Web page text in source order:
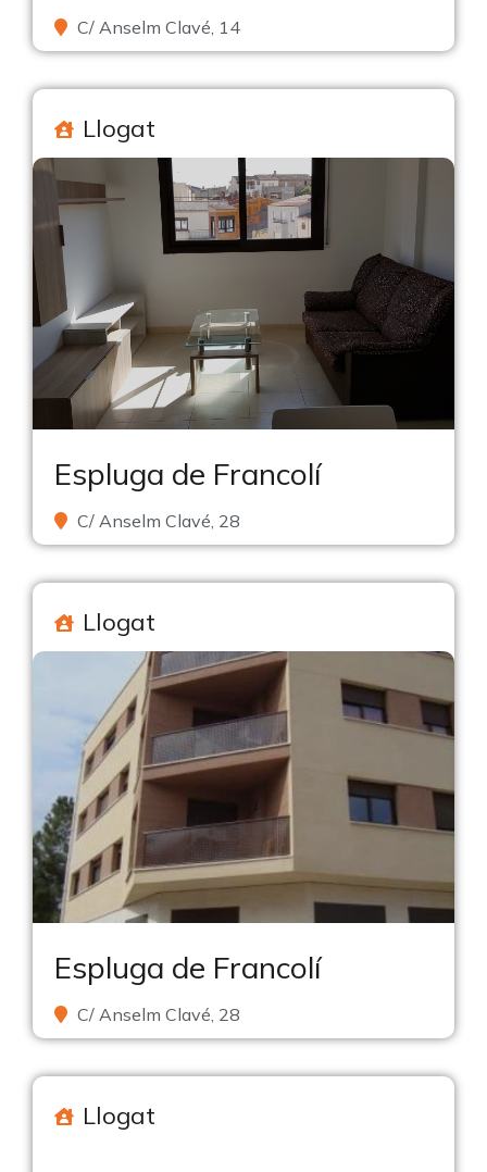
C/ Anselm Clavé, 14
Llogat
Espluga de Francolí
C/ Anselm Clavé, 28
Llogat
Espluga de Francolí
C/ Anselm Clavé, 28
Llogat